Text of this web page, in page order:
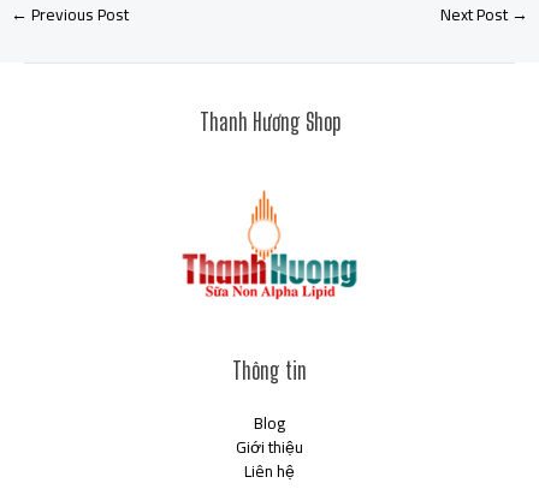
←Previous Post Next Post→
Thanh Hương Shop
Thông tin
Blog
Giới thiệu
Liên hệ